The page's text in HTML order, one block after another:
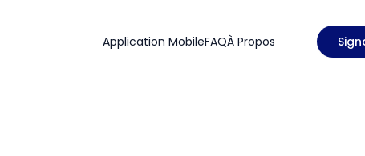
Application MobileFAQÀ Propos